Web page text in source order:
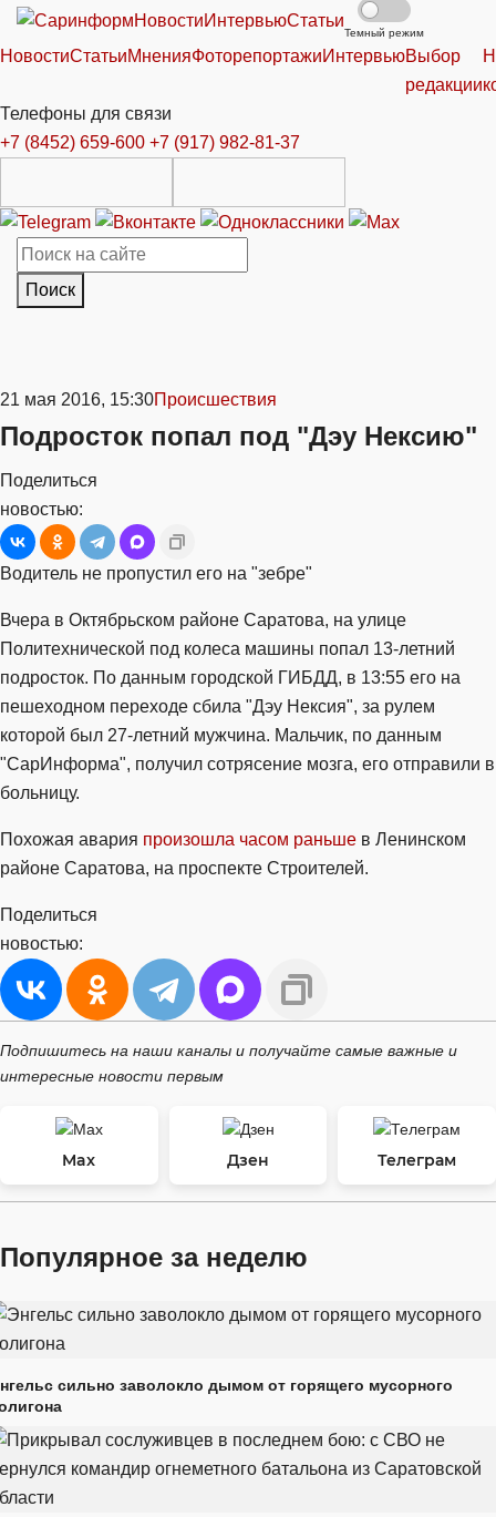
НовостиИнтервьюСтатьи
Темный режим
НовостиСтатьиМненияФоторепортажиИнтервьюВыбор
редакции
Телефоны для связи
+7 (8452) 659-600 +7 (917) 982-81-37
Поиск
21 мая 2016, 15:30Происшествия
Подросток попал под "Дэу Нексию"
Поделиться
новостью:
Водитель не пропустил его на "зебре"
Вчера в Октябрьском районе Саратова, на улице
Политехнической под колеса машины попал 13-летний
подросток. По данным городской ГИБДД, в 13:55 его на
пешеходном переходе сбила "Дэу Нексия", за рулем
которой был 27-летний мужчина. Мальчик, по данным
"СарИнформа", получил сотрясение мозга, его отправили в
больницу.
Похожая авария произошла часом раньше в Ленинском
районе Саратова, на проспекте Строителей.
Поделиться
новостью:
Подпишитесь на наши каналы и получайте самые важные и
интересные новости первым
Max Дзен Телеграм
Популярное за неделю
сильно заволокло дымом от горящего мусорного